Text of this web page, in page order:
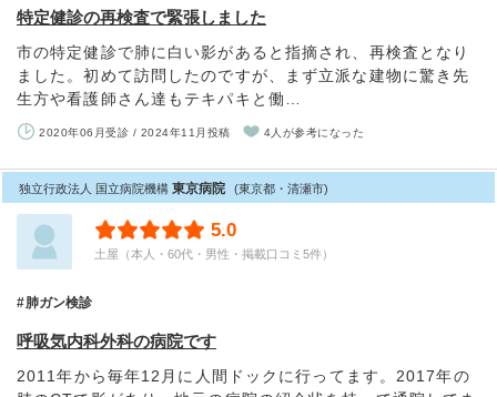
特定健診の再検査で緊張しました
市の特定健診で肺に白い影があると指摘され、再検査となり
ました。初めて訪問したのですが、まず立派な建物に驚き先
生方や看護師さん達もテキパキと働…
2020年06月受診 / 2024年11月投稿 4人が参考になった
独立行政法人 国立病院機構 東京病院 (東京都・清瀬市)
5.0
土屋（本人・60代・男性・掲載口コミ5件）
肺ガン検診
呼吸気内科外科の病院です
2011年から毎年12月に人間ドックに行ってます。2017年の